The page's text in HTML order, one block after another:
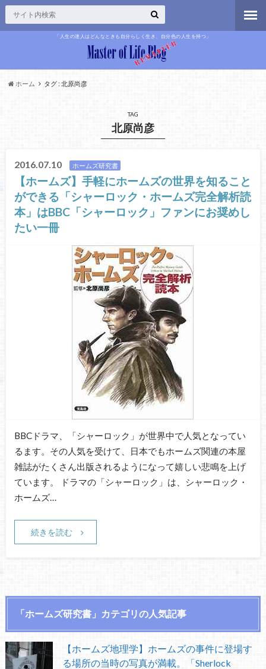
「人生の達人はどんなときも自分らしく生き、自分色の人生を持つ」
ホーム タグ : 北原尚彦
TAG
北原尚彦
2016.07.10 ホームズ研究書
【ホームズ】手軽にホームズの世界を知ること
ができる「シャーロック・ホームズ完全解析読
本」はBBC「シャーロック」ファンにお奨めし
たい一冊
BBCドラマ、「シャーロック」が世界中で人気となってい
るます。その人気を受けて、日本でもホームズ関連の本屋
雑誌がたくさん出版されるようになって嬉しい悲鳴を上げ
ています。 ドラマの「シャーロック」は、シャーロック・
ホームズ…
続きを読む
「ホームズ研究書」カテゴリの人気記事
【ホームズ地理学】ホームズの事件に登場す
る場所の当時の写真が満載。「Sherlock